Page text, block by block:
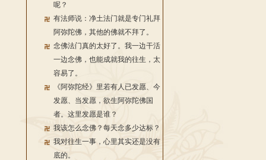
呢？
有法师说：净土法门就是专门礼拜
阿弥陀佛，其他的佛就不拜了。
念佛法门真的太好了。我一边干活
一边念佛，也能成就我的往生，太
容易了。
《阿弥陀经》里若有人已发愿、今
发愿、当发愿，欲生阿弥陀佛国
者。这里发愿是谁？
我该怎么念佛？每天念多少达标？
我对往生一事，心里其实还是没有
底的。